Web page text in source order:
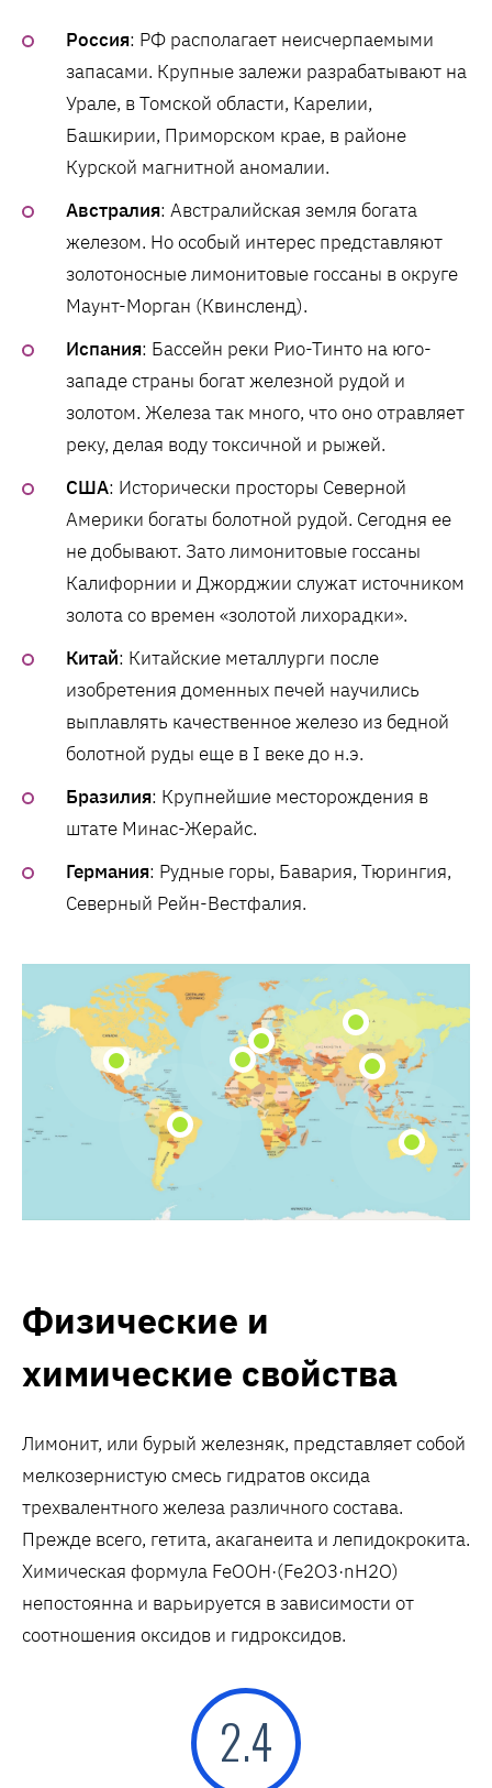
Россия: РФ располагает неисчерпаемыми
запасами. Крупные залежи разрабатывают на
Урале, в Томской области, Карелии,
Башкирии, Приморском крае, в районе
Курской магнитной аномалии.
Австралия: Австралийская земля богата
железом. Но особый интерес представляют
золотоносные лимонитовые госсаны в округе
Маунт-Морган (Квинсленд).
Испания: Бассейн реки Рио-Тинто на юго-
западе страны богат железной рудой и
золотом. Железа так много, что оно отравляет
реку, делая воду токсичной и рыжей.
США: Исторически просторы Северной
Америки богаты болотной рудой. Сегодня ее
не добывают. Зато лимонитовые госсаны
Калифорнии и Джорджии служат источником
золота со времен «золотой лихорадки».
Китай: Китайские металлурги после
изобретения доменных печей научились
выплавлять качественное железо из бедной
болотной руды еще в I веке до н.э.
Бразилия: Крупнейшие месторождения в
штате Минас-Жерайс.
Германия: Рудные горы, Бавария, Тюрингия,
Северный Рейн-Вестфалия.
Физические и
химические свойства
Лимонит, или бурый железняк, представляет собой
мелкозернистую смесь гидратов оксида
трехвалентного железа различного состава.
Прежде всего, гетита, акаганеита и лепидокрокита.
Химическая формула FeOOH·(Fe2O3·nH2O)
непостоянна и варьируется в зависимости от
соотношения оксидов и гидроксидов.
2.4